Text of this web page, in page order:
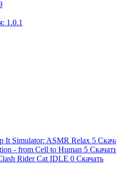
It Simulator: ASMR Relax 5
- from Cell to Human 5
Rider Cat IDLE 0 Скачать